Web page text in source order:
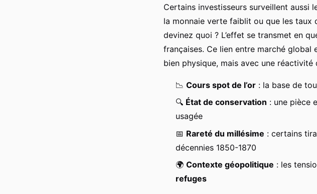
Certains investisseurs surveillent aussi
la monnaie verte faiblit ou que les taux
devinez quoi ? L’effet se transmet en
françaises. Ce lien entre marché
bien physique, mais avec une réactivité
📉 Cours spot de l’or : la base de
🔍 État de conservation : une pièce
usagée
📅 Rareté du millésime : certains
décennies 1850-1870
🌍 Contexte géopolitique : les
refuges